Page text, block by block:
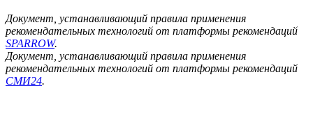
Документ, устанавливающий правила применения
рекомендательных технологий от платформы рекомендаций
SPARROW.
Документ, устанавливающий правила применения
рекомендательных технологий от платформы рекомендаций
СМИ24.